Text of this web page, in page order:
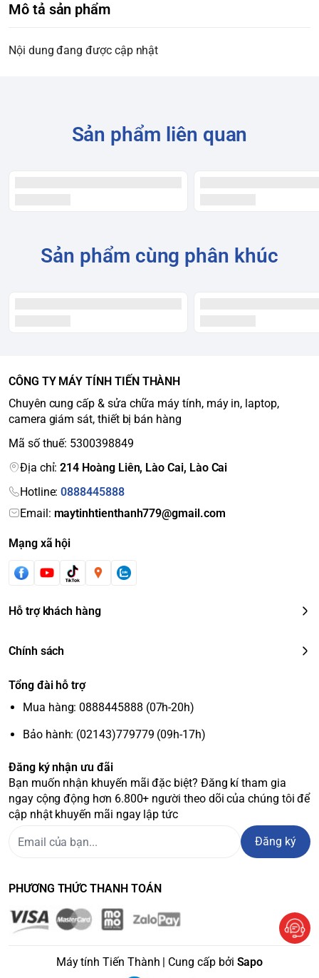
Mô tả sản phẩm
Nội dung đang được cập nhật
Sản phẩm liên quan
Sản phẩm cùng phân khúc
CÔNG TY MÁY TÍNH TIẾN THÀNH
Chuyên cung cấp & sửa chữa máy tính, máy in, laptop,
camera giám sát, thiết bị bán hàng
Mã số thuế: 5300398849
Địa chỉ:214 Hoàng Liên, Lào Cai, Lào Cai
Hotline:0888445888
Email: maytinhtienthanh779@gmail.com
Mạng xã hội
Hỗ trợ khách hàng
Chính sách
Tổng đài hỗ trợ
Mua hàng: 0888445888 (07h-20h)
Bảo hành: (02143)779779 (09h-17h)
Đăng ký nhận ưu đãi
Bạn muốn nhận khuyến mãi đặc biệt? Đăng kí tham gia
ngay cộng động hơn 6.800+ người theo dõi của chúng tôi để
cập nhật khuyến mãi ngay lập tức
Đăng ký
PHƯƠNG THỨC THANH TOÁN
Máy tính Tiến Thành | Cung cấp bởi Sapo